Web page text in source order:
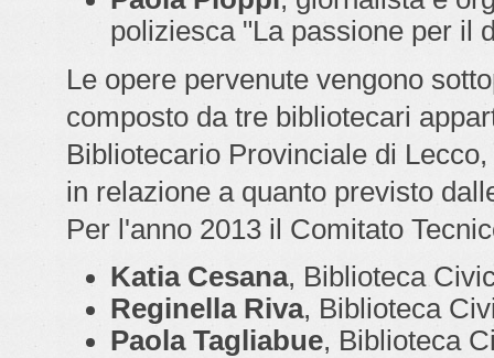
poliziesca "La passione per il
Le opere pervenute vengono
composto da tre bibliotecari
Bibliotecario Provinciale di
in relazione a quanto previsto
Per l'anno 2013 il Comitato
Katia Cesana, Biblioteca
Reginella Riva, Biblioteca
Paola Tagliabue, Biblioteca